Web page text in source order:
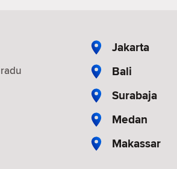
Jakarta
Bali
Surabaja
Medan
Makassar